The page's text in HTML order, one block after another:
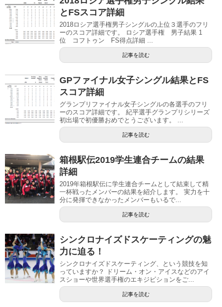
とFSスコア詳細
2018ロシア選手権男子シングルの上位３選手のフリ
ーのスコア詳細です。 ロシア選手権 男子結果 1
位 コフトゥン FS得点詳細 ...
記事を読む
GPファイナル女子シングル結果とFS
スコア詳細
グランプリファイナル女子シングルの各選手のフリ
ーのスコア詳細です。 紀平選手グランプリシリーズ
初出場で初優勝おめでとうございます。 ...
記事を読む
箱根駅伝2019学生連合チームの結果
詳細
2019年箱根駅伝に学生連合チームとして結束して精
一杯戦ったメンバーの結果を紹介します。 実力を十
分に発揮できなかったメンバーもいるで...
記事を読む
シンクロナイズドスケーティングの魅
力に迫る！
シンクロナイズドスケーティング、という競技を知
っていますか？ ドリーム・オン・アイスなどのアイ
スショーや世界選手権のエキジビションをご...
記事を読む